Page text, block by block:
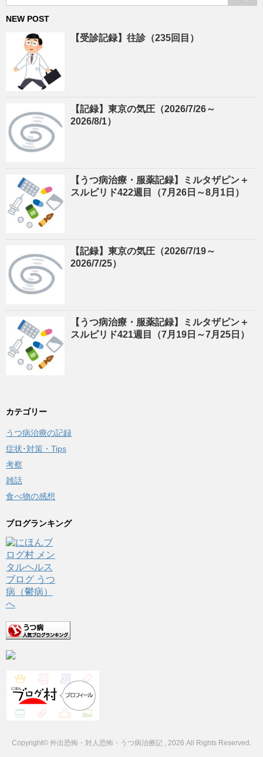
NEW POST
【受診記録】往診（235回目）
【記録】東京の気圧（2026/7/26～
2026/8/1）
【うつ病治療・服薬記録】ミルタザピン＋
スルピリド422週目（7月26日～8月1日）
【記録】東京の気圧（2026/7/19～
2026/7/25）
【うつ病治療・服薬記録】ミルタザピン＋
スルピリド421週目（7月19日～7月25日）
カテゴリー
うつ病治療の記録
症状･対策・Tips
考察
雑話
食べ物の感想
ブログランキング
Copyright© 外出恐怖・対人恐怖・うつ病治療記 , 2026 All Rights Reserved.